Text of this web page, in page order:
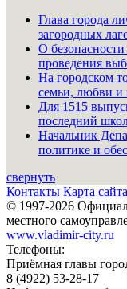
Глава города
загородных
О
проведения
На городском
семьи, любви и
Для 1515
последний
Начальник
политике и
свернуть
Контакты Карта сайта
© 1997-2026
местного
www.vladimir-city.ru
Телефоны:
Приёмная главы
8 (4922) 53-28-17